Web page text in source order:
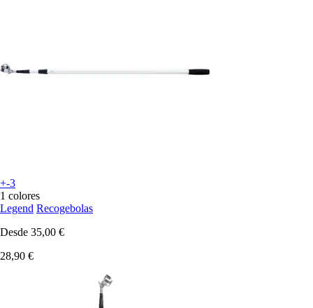
+-3
1 colores
Legend Recogebolas
Desde 35,00 €
28,90 €